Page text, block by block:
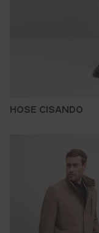
HOSE CISANDO